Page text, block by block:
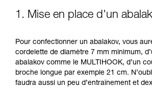
formation et un entraînement
avec un professionnel votre
de la reproduire en autonomie.
Nous donnons des exemples de
liées à votre activité. Il peut en
que nous ne décrivons pas ici.
1. Mise en place d'un
Pour confectionner un abalakov, vous
cordelette de diamètre 7 mm minimum,
abalakov comme le MULTIHOOK, d’un
broche longue par exemple 21 cm.
faudra aussi un peu d’entraînement et